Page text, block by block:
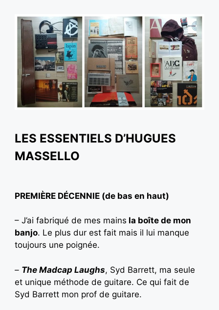
LES ESSENTIELS D’HUGUES
MASSELLO
PREMIÈRE DÉCENNIE (de bas en haut)
– J’ai fabriqué de mes mains la boîte de mon
banjo. Le plus dur est fait mais il lui manque
toujours une poignée.
– The Madcap Laughs, Syd Barrett, ma seule
et unique méthode de guitare. Ce qui fait de
Syd Barrett mon prof de guitare.